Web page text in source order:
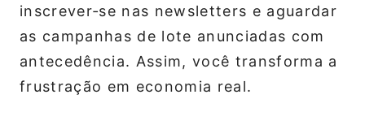
inscrever‑se nas newsletters e aguardar
as campanhas de lote anunciadas com
antecedência. Assim, você transforma a
frustração em economia real.